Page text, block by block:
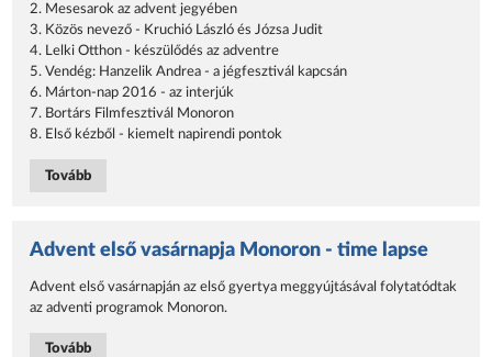
2. Mesesarok az advent jegyében
3. Közös nevező - Kruchió László és Józsa Judit
4. Lelki Otthon - készülődés az adventre
5. Vendég: Hanzelik Andrea - a jégfesztivál kapcsán
6. Márton-nap 2016 - az interjúk
7. Bortárs Filmfesztivál Monoron
8. Első kézből - kiemelt napirendi pontok
Tovább
Advent első vasárnapja Monoron - time lapse
Advent első vasárnapján az első gyertya meggyújtásával folytatódtak
az adventi programok Monoron.
Tovább